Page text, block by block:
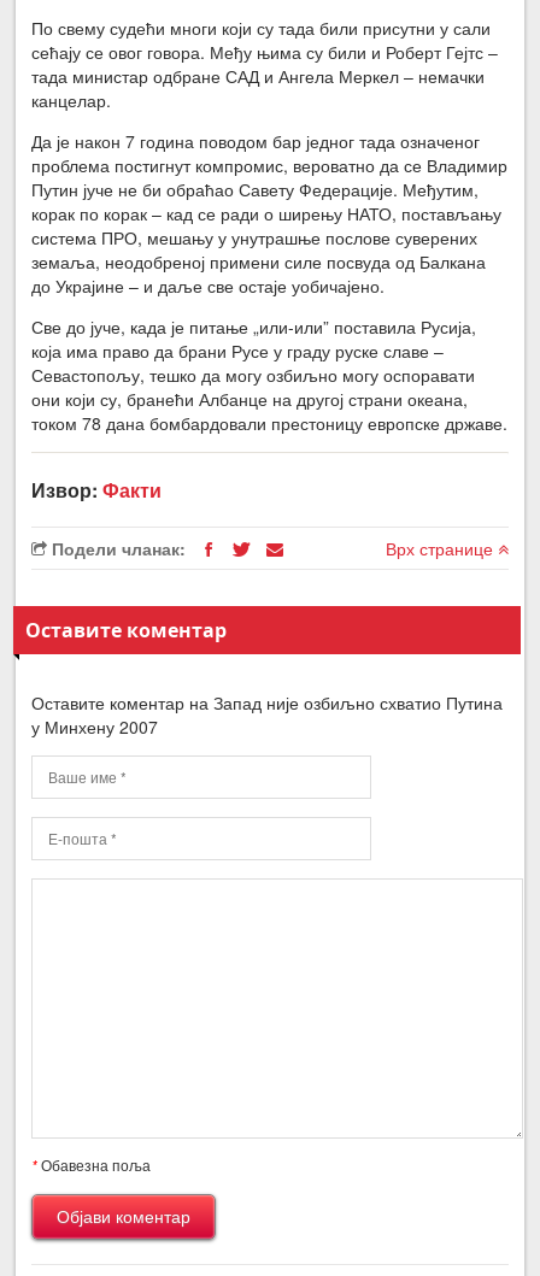
По свему судећи многи који су тада били присутни у сали
сећају се овог говора. Међу њима су били и Роберт Гејтс –
тада министар одбране САД и Ангела Меркел – немачки
канцелар.
Да је након 7 година поводом бар једног тада означеног
проблема постигнут компромис, вероватно да се Владимир
Путин јуче не би обраћао Савету Федерације. Међутим,
корак по корак – кад се ради о ширењу НАТО, постављању
система ПРО, мешању у унутрашње послове суверених
земаља, неодобреној примени силе посвуда од Балкана
до Украјине – и даље све остаје уобичајено.
Све до јуче, када је питање „или-или” поставила Русија,
која има право да брани Русе у граду руске славе –
Севастопољу, тешко да могу озбиљно могу оспоравати
они који су, бранећи Албанце на другој страни океана,
током 78 дана бомбардовали престоницу европске државе.
Извор:Факти
Подели чланак: Врх странице
Оставите коментар
Оставите коментар на Запад није озбиљно схватио Путина
у Минхену 2007
*Обавезна поља